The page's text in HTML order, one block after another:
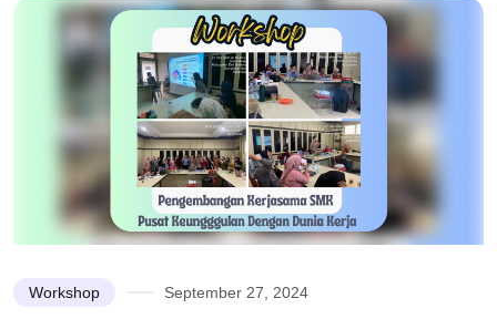
Workshop September 27, 2024